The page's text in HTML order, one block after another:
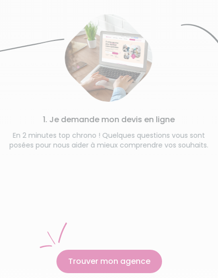
En 2 minutes top chrono ! Quelques questions vous sont
posées pour nous aider à mieux comprendre vos souhaits.
1. Je demande mon devis en ligne
Trouver mon agence